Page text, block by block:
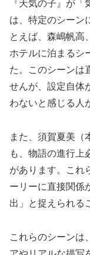
『天気の子』が
は、特定のシーン
とえば、森嶋帆高
ホテルに泊まるシ
た。このシーンは
せんが、設定自体
わないと感じる人
また、須賀夏美（
も、物語の進行上
があります。これ
ーリーに直接関係
出」と捉えられる
これらのシーンは